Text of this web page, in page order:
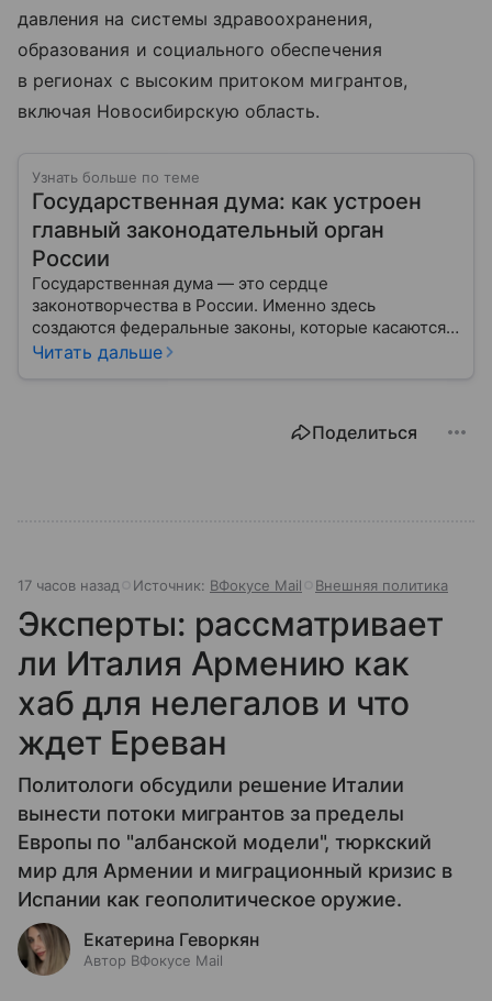
давления на системы здравоохранения,
образования и социального обеспечения
в регионах с высоким притоком мигрантов,
включая Новосибирскую область.
Узнать больше по теме
Государственная дума: как устроен
главный законодательный орган
России
Государственная дума — это сердце
законотворчества в России. Именно здесь
создаются федеральные законы, которые касаются
жизни каждого гражданина: от образования и
Читать дальше
Поделиться
17 часов назад Источник: ВФокусе Mail Внешняя политика
Эксперты: рассматривает
ли Италия Армению как
хаб для нелегалов и что
ждет Ереван
Политологи обсудили решение Италии
вынести потоки мигрантов за пределы
Европы по "албанской модели", тюркский
мир для Армении и миграционный кризис в
Испании как геополитическое оружие.
Екатерина Геворкян
Автор ВФокусе Mail